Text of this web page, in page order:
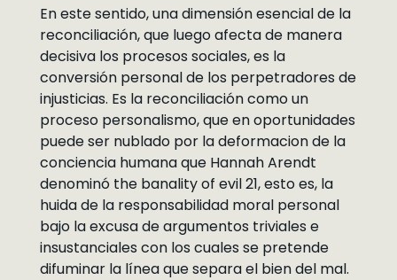
En este sentido, una dimensión esencial de la
reconciliación, que luego afecta de manera
decisiva los procesos sociales, es la
conversión personal de los perpetradores de
injusticias. Es la reconciliación como un
proceso personalismo, que en oportunidades
puede ser nublado por la deformacion de la
conciencia humana que Hannah Arendt
denominó the banality of evil 21, esto es, la
huida de la responsabilidad moral personal
bajo la excusa de argumentos triviales e
insustanciales con los cuales se pretende
difuminar la línea que separa el bien del mal.